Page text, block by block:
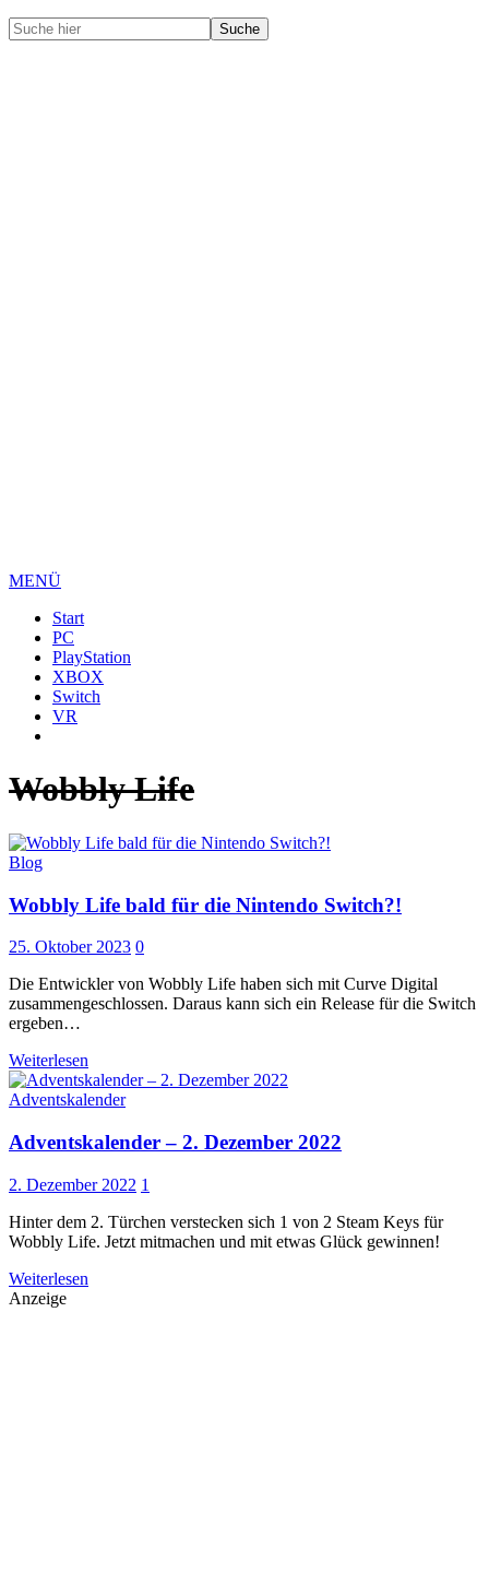
MENÜ
Start
PC
PlayStation
XBOX
Switch
VR
Wobbly Life
Blog
Wobbly Life bald für die Nintendo Switch?!
25. Oktober 2023 0
Die Entwickler von Wobbly Life haben sich mit Curve Digital
zusammengeschlossen. Daraus kann sich ein Release für die Switch
ergeben…
Weiterlesen
Adventskalender
Adventskalender – 2. Dezember 2022
2. Dezember 2022 1
Hinter dem 2. Türchen verstecken sich 1 von 2 Steam Keys für
Wobbly Life. Jetzt mitmachen und mit etwas Glück gewinnen!
Weiterlesen
Anzeige